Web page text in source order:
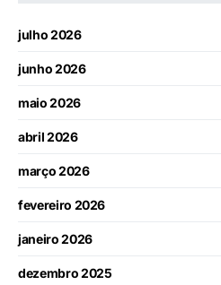
julho 2026
junho 2026
maio 2026
abril 2026
março 2026
fevereiro 2026
janeiro 2026
dezembro 2025